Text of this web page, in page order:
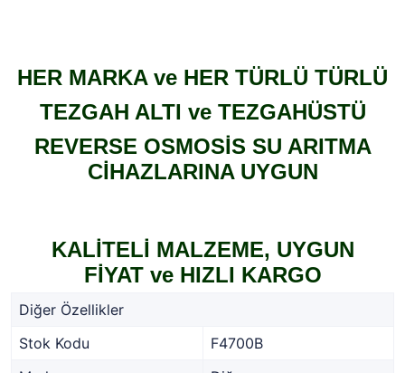
HER MARKA ve HER TÜRLÜ TÜRLÜ
TEZGAH ALTI ve TEZGAHÜSTÜ
REVERSE OSMOSİS SU ARITMA
CİHAZLARINA UYGUN
KALİTELİ MALZEME, UYGUN
FİYAT ve HIZLI KARGO
Diğer Özellikler
Stok Kodu
F4700B